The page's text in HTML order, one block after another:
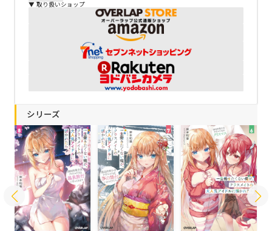
▼ 取り扱いショップ
シリーズ